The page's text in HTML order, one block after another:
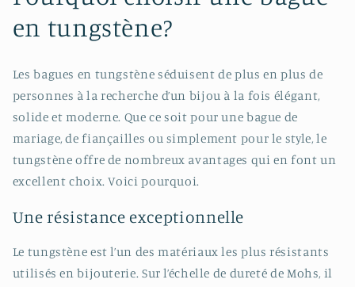
en tungstène?
Les bagues en tungstène séduisent de plus en plus de
personnes à la recherche d’un bijou à la fois élégant,
solide et moderne. Que ce soit pour une bague de
mariage, de fiançailles ou simplement pour le style, le
tungstène offre de nombreux avantages qui en font un
excellent choix. Voici pourquoi.
Une résistance exceptionnelle
Le tungstène est l’un des matériaux les plus résistants
utilisés en bijouterie. Sur l’échelle de dureté de Mohs, il